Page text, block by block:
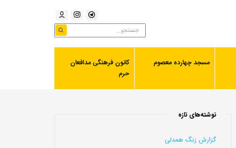
مسجد چهارده معصوم
کانون فرهنگی مدافعان
حرم
نوشته‌های تازه
گزارش زنگ همدلی